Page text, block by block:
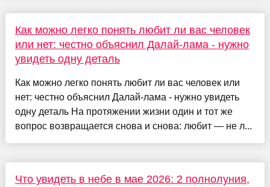
Как можно легко понять любит ли вас человек
или нет: честно объяснил Далай-лама - нужно
увидеть одну деталь
Как можно легко понять любит ли вас человек или
нет: честно объяснил Далай-лама - нужно увидеть
одну деталь На протяжении жизни один и тот же
вопрос возвращается снова и снова: любит — не л...
Что увидеть в небе в мае 2026: 2 полнолуния,